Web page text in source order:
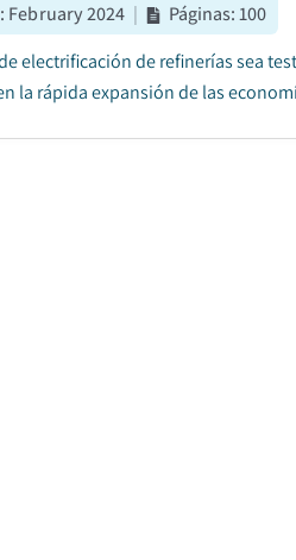
: February 2024 | Páginas:100
electrificación de refinerías sea
la rápida expansión de las